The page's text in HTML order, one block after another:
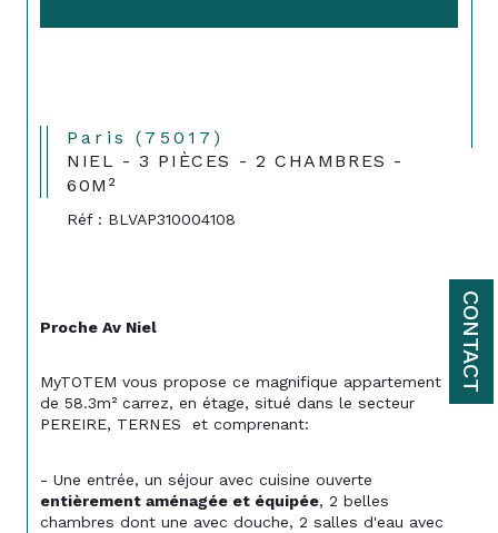
CONTACT
Paris (75017)
NIEL - 3 PIÈCES - 2 CHAMBRES -
60M²
Réf : BLVAP310004108
Proche Av Niel
MyTOTEM vous propose ce magnifique appartement
de 58.3m² carrez, en étage, situé dans le secteur
PEREIRE, TERNES  et comprenant:
- Une entrée, un séjour avec cuisine ouverte
entièrement aménagée et équipée, 2 belles
chambres dont une avec douche, 2 salles d'eau avec